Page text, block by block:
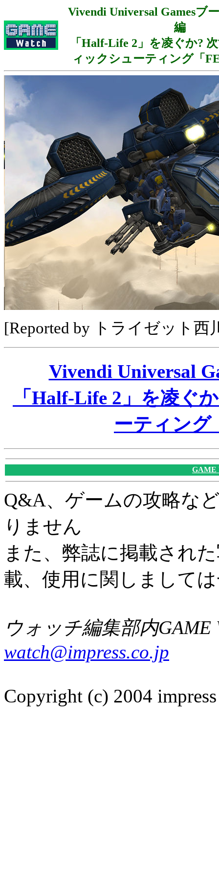
Vivendi Universal Gamesブ
編
「Half-Life 2」を凌ぐか?
ィックシューティング「
[Reported by トライゼット西
Vivendi Universal
「Half-Life 2」を凌ぐ
ーティング
GAME
Q&A、ゲームの攻略な
りません
また、弊誌に掲載され
載、使用に関しまして
ウォッチ編集部内GAME
watch@impress.co.jp
Copyright (c) 2004